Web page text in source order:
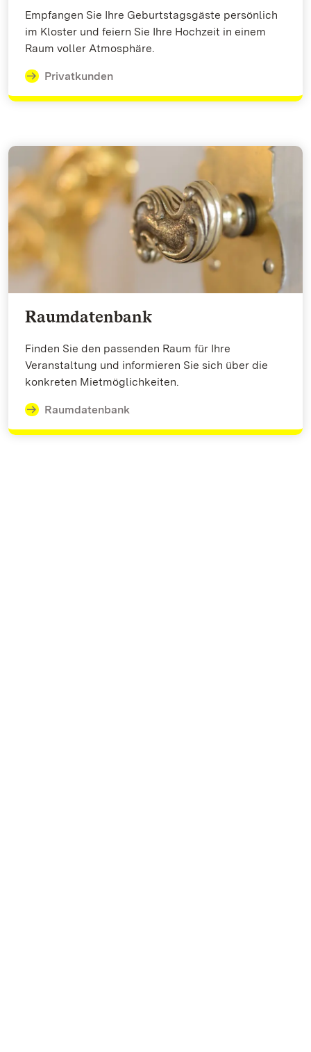
Empfangen Sie Ihre Geburtstagsgäste persönlich
im Kloster und feiern Sie Ihre Hochzeit in einem
Raum voller Atmosphäre.
Privatkunden
Raumdatenbank
Finden Sie den passenden Raum für Ihre
Veranstaltung und informieren Sie sich über die
konkreten Mietmöglichkeiten.
Raumdatenbank